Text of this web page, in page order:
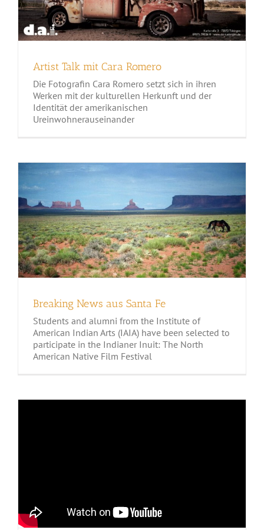
Artist Talk mit Cara Romero
Die Fotografin Cara Romero setzt sich in ihren
Werken mit der kulturellen Herkunft und der
Identität der amerikanischen
Ureinwohnerauseinander
Breaking News aus Santa Fe
Breaking News aus Santa Fe
Students and alumni from the Institute of
American Indian Arts (IAIA) have been selected to
participate in the Indianer Inuit: The North
American Native Film Festival